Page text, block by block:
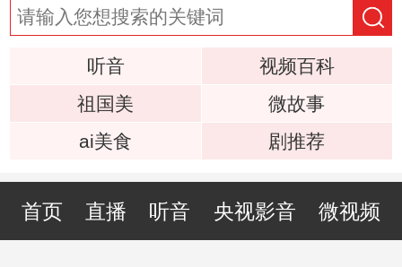
听音
视频百科
祖国美
微故事
ai美食
剧推荐
首页 直播 听音 央视影音 微视频